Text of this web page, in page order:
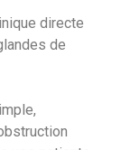
directe
de